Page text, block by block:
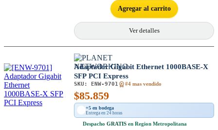
Agregar al carrito
Ver detalles
Adaptador Gigabit Ethernet 1000BASE-X
SFP PCI Express
SKU: ENW-9701 #4 mas vendido
$85.859
+5 en bodega
Entrega en 24 horas
Despacho GRATIS en Region Metropolitana